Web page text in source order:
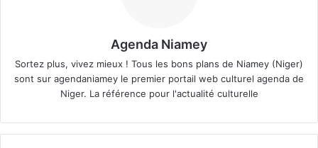
Agenda Niamey
Sortez plus, vivez mieux ! Tous les bons plans de Niamey (Niger)
sont sur agendaniamey le premier portail web culturel agenda de
Niger. La référence pour l'actualité culturelle